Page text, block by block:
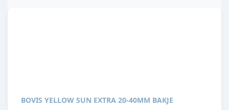
BOVIS YELLOW SUN EXTRA 20-40MM BAKJE